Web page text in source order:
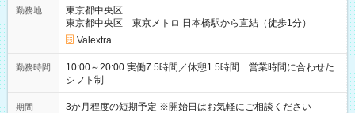
勤務地
東京都中央区
東京都中央区 東京メトロ 日本橋駅から直結（徒歩1分）
Valextra
勤務時間
10:00～20:00 実働7.5時間／休憩1.5時間 営業時間に合わせた
シフト制
期間 3か月程度の短期予定 ※開始日はお気軽にご相談ください